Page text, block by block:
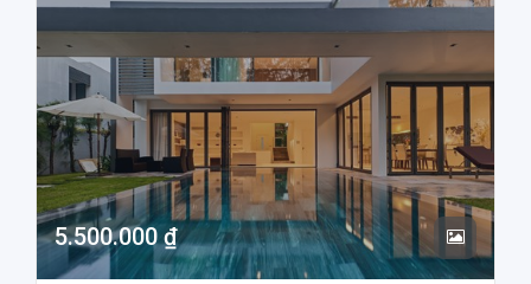
5.500.000 ₫